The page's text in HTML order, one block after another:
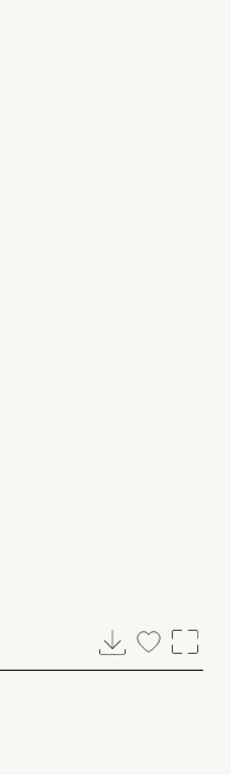
Pobierz
Dodaj